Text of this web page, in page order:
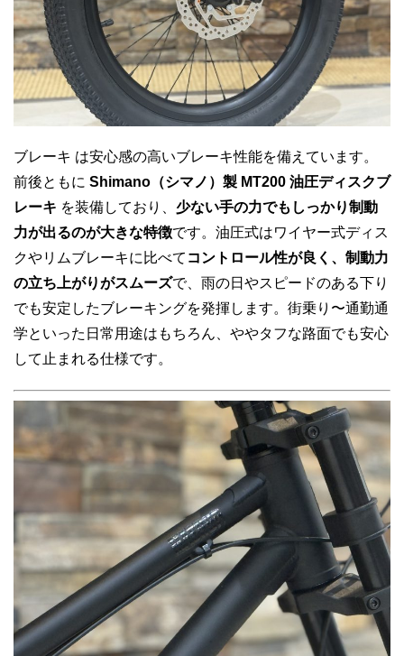
ブレーキ は安心感の高いブレーキ性能を備えています。
前後ともに Shimano（シマノ）製 MT200 油圧ディスクブ
レーキ を装備しており、 少ない手の力でもしっかり制動
力が出るのが大きな特徴です。油圧式はワイヤー式ディス
クやリムブレーキに比べて コントロール性が良く、制動力
の立ち上がりがスムーズで、雨の日やスピードのある下り
でも安定したブレーキングを発揮します。街乗り〜通勤通
学といった日常用途はもちろん、ややタフな路面でも安心
して止まれる仕様です。